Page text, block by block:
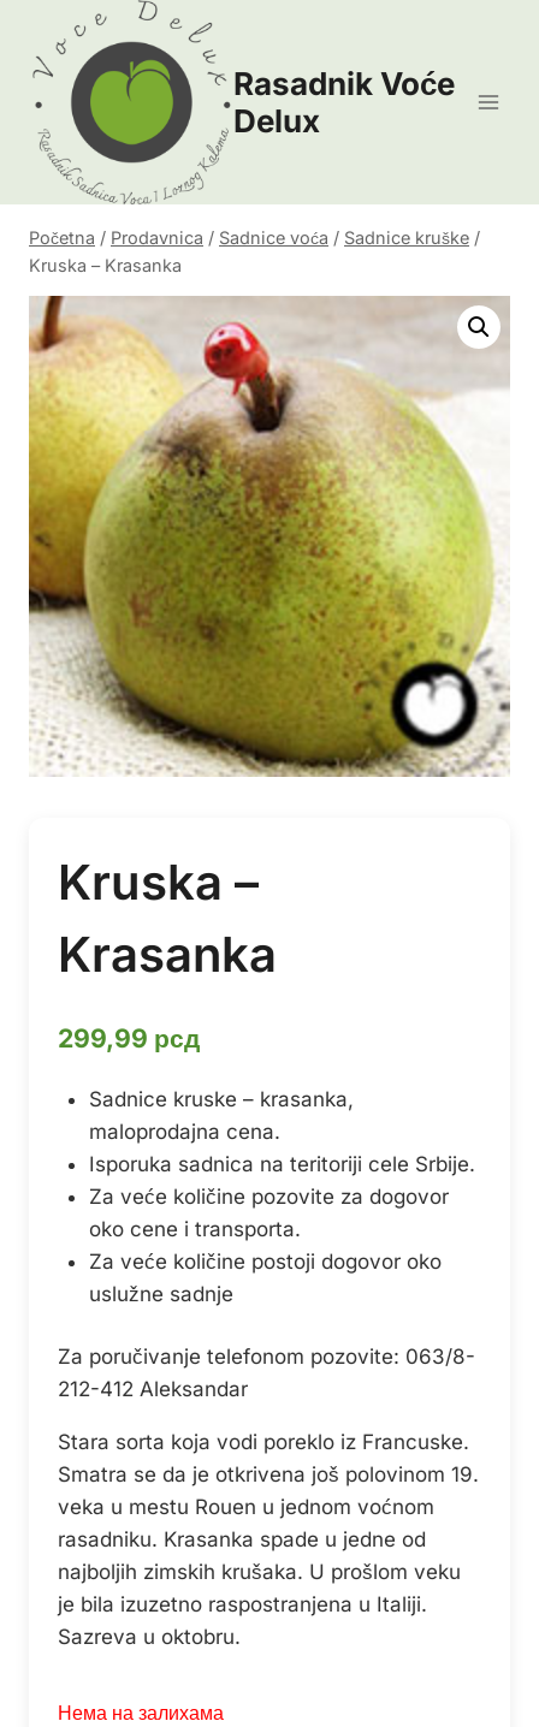
content
Rasadnik Voće
Delux
Početna / Prodavnica / Sadnice voća / Sadnice kruške /
Kruska – Krasanka
Kruska –
Krasanka
299,99 рсд
Sadnice kruske – krasanka,
maloprodajna cena.
Isporuka sadnica na teritoriji cele Srbije.
Za veće količine pozovite za dogovor
oko cene i transporta.
Za veće količine postoji dogovor oko
uslužne sadnje
Za poručivanje telefonom pozovite: 063/8-
212-412 Aleksandar
Stara sorta koja vodi poreklo iz Francuske.
Smatra se da je otkrivena još polovinom 19.
veka u mestu Rouen u jednom voćnom
rasadniku. Krasanka spade u jedne od
najboljih zimskih krušaka. U prošlom veku
je bila izuzetno raspostranjena u Italiji.
Sazreva u oktobru.
Нема на залихама